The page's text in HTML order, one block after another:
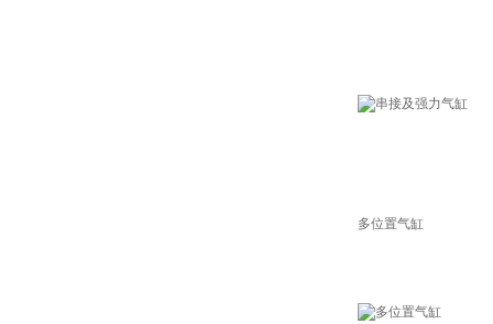
多位置气缸